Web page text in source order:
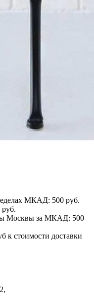
МКАД: 500 руб.
Москвы за МКАД: 500
к стоимости доставки